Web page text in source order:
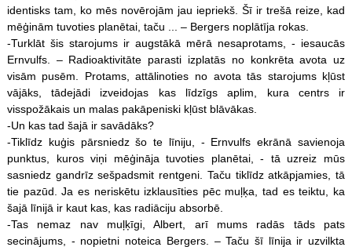
identisks tam, ko mēs novērojām jau iepriekš. Šī ir trešā reize, kad
mēģinām tuvoties planētai, taču ... – Bergers noplātīja rokas.
-Turklāt šis starojums ir augstākā mērā nesaprotams, - iesaucās
Ernvulfs. – Radioaktivitāte parasti izplatās no konkrēta avota uz
visām pusēm. Protams, attālinoties no avota tās starojums kļūst
vājāks, tādejādi izveidojas kas līdzīgs aplim, kura centrs ir
visspožākais un malas pakāpeniski kļūst blāvākas.
-Un kas tad šajā ir savādāks?
-Tiklīdz kuģis pārsniedz šo te līniju, - Ernvulfs ekrānā savienoja
punktus, kuros viņi mēģināja tuvoties planētai, - tā uzreiz mūs
sasniedz gandrīz sešpadsmit rentgeni. Taču tiklīdz atkāpjamies, tā
tie pazūd. Ja es neriskētu izklausīties pēc muļķa, tad es teiktu, ka
šajā līnijā ir kaut kas, kas radiāciju absorbē.
-Tas nemaz nav muļķīgi, Albert, arī mums radās tāds pats
secinājums, - nopietni noteica Bergers. – Taču šī līnija ir uzvilkta